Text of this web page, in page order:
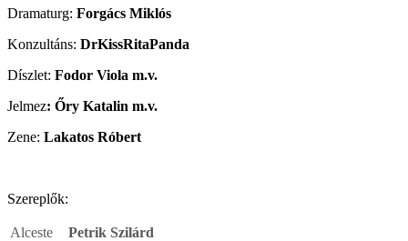
Dramaturg: Forgács Miklós
Konzultáns: DrKissRitaPanda
Díszlet: Fodor Viola m.v.
Jelmez: Őry Katalin m.v.
Zene: Lakatos Róbert
Szereplők:
Alceste
Petrik Szilárd